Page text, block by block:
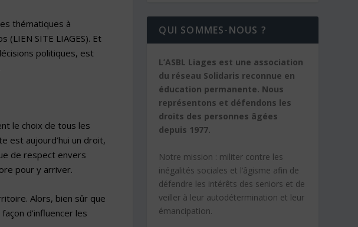
thématiques à
SITE LIAGES). Et
politiques, est
le choix de tous les
est aujourd’hui un droit,
de respect envers
pour y arriver.
Alors, bien sûr que
d’influencer les
QUI SOMMES-NOUS ?
L’ASBL Liages est une association
du réseau Solidaris reconnue en
éducation permanente. Nous
représentons et défendons les
droits des personnes âgées
depuis 1977.
Notre mission : militer contre les
inégalités sociales et l’âgisme afin de
défendre les intérêts des seniors et de
veiller à leur autodétermination et leur
émancipation.